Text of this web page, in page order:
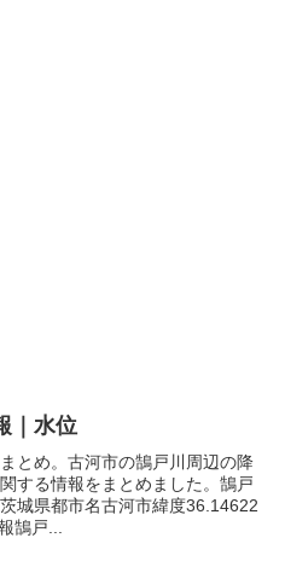
｜水位
とめ。古河市の鵠戸川周辺の降
する情報をまとめました。鵠戸
城県都市名古河市緯度36.14622
鵠戸...